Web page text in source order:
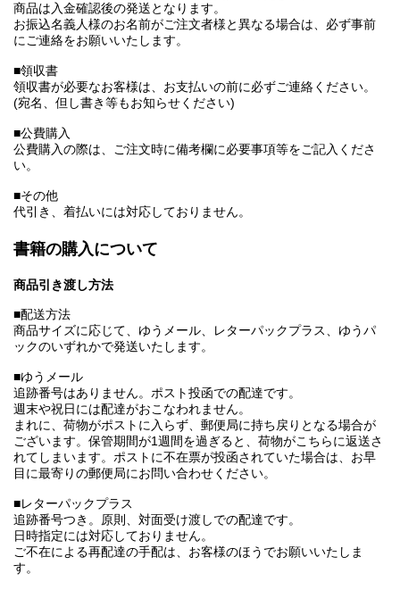
商品は入金確認後の発送となります。
お振込名義人様のお名前がご注文者様と異なる場合は、必ず事前
にご連絡をお願いいたします。
■領収書
領収書が必要なお客様は、お支払いの前に必ずご連絡ください。
(宛名、但し書き等もお知らせください)
■公費購入
公費購入の際は、ご注文時に備考欄に必要事項等をご記入くださ
い。
■その他
代引き、着払いには対応しておりません。
書籍の購入について
商品引き渡し方法
■配送方法
商品サイズに応じて、ゆうメール、レターパックプラス、ゆうパ
ックのいずれかで発送いたします。
■ゆうメール
追跡番号はありません。ポスト投函での配達です。
週末や祝日には配達がおこなわれません。
まれに、荷物がポストに入らず、郵便局に持ち戻りとなる場合が
ございます。保管期間が1週間を過ぎると、荷物がこちらに返送さ
れてしまいます。ポストに不在票が投函されていた場合は、お早
目に最寄りの郵便局にお問い合わせください。
■レターパックプラス
追跡番号つき。原則、対面受け渡しでの配達です。
日時指定には対応しておりません。
ご不在による再配達の手配は、お客様のほうでお願いいたしま
す。